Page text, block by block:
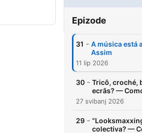
Epizode
31 - A música está
Assim
11 lip 2026
30 - Tricô, croché,
ecrãs? —
27 svibanj 2026
29 -
colectiva? —